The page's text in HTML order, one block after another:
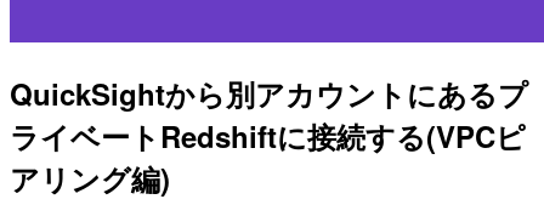
QuickSightから別アカウントにあるプ
ライベートRedshiftに接続する(VPCピ
アリング編)